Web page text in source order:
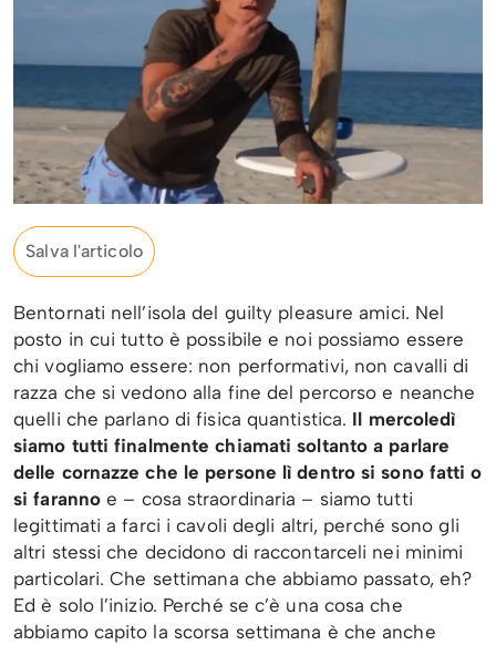
Salva l'articolo
Bentornati nell’isola del guilty pleasure amici. Nel
posto in cui tutto è possibile e noi possiamo essere
chi vogliamo essere: non performativi, non cavalli di
razza che si vedono alla fine del percorso e neanche
quelli che parlano di fisica quantistica. Il mercoledì
siamo tutti finalmente chiamati soltanto a parlare
delle cornazze che le persone lì dentro si sono fatti o
si faranno e – cosa straordinaria – siamo tutti
legittimati a farci i cavoli degli altri, perché sono gli
altri stessi che decidono di raccontarceli nei minimi
particolari. Che settimana che abbiamo passato, eh?
Ed è solo l’inizio. Perché se c’è una cosa che
abbiamo capito la scorsa settimana è che anche